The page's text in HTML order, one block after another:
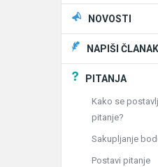
NOVOSTI
NAPIŠI ČLANAK
PITANJA
Kako se
pitanje?
Sakupljanje
Postavi pitanje